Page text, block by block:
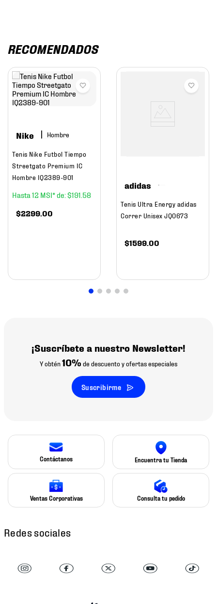
RECOMENDADOS
Nike Hombre
Tenis Nike Futbol Tiempo
Streetgato Premium IC
Hombre IQ2389-901
12 $191 58
$2299.00
adidas
Tenis Ultra Energy adidas
Correr Unisex JQ0673
$1599.00
¡Suscríbete a nuestro Newsletter!
Y obtén10% de descuento y ofertas especiales
Suscribirme
Contáctanos Encuentra tu Tienda
Ventas Corporativas Consulta tu pedido
Redes sociales